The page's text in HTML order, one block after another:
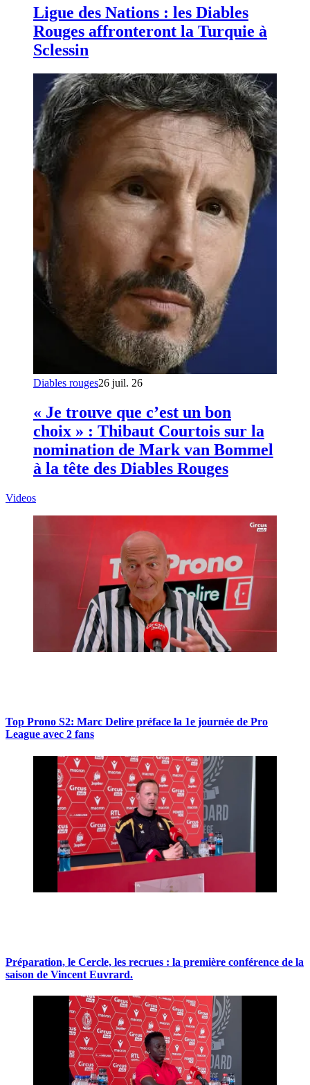
Ligue des Nations : les Diables
Rouges affronteront la Turquie à
Sclessin
Diables rouges26 juil. 26
« Je trouve que c’est un bon
choix » : Thibaut Courtois sur la
nomination de Mark van Bommel
à la tête des Diables Rouges
Videos
Top Prono S2: Marc Delire préface la 1e journée de Pro
League avec 2 fans
Préparation, le Cercle, les recrues : la première conférence de la
saison de Vincent Euvrard.